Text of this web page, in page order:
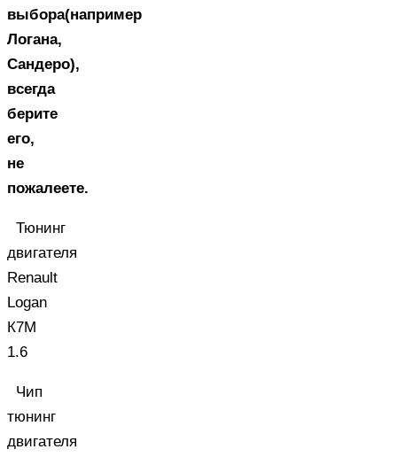
выбора(например
Логана,
Сандеро),
всегда
берите
его,
не
пожалеете.
Тюнинг
двигателя
Renault
Logan
К7М
1.6
Чип
тюнинг
двигателя